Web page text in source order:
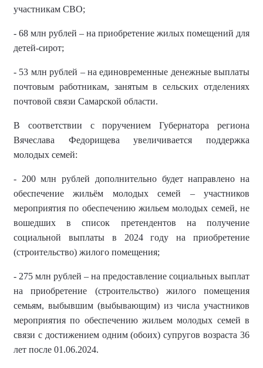
участникам СВО;
- 68 млн рублей – на приобретение жилых помещений для
детей-сирот;
- 53 млн рублей – на единовременные денежные выплаты
почтовым работникам, занятым в сельских отделениях
почтовой связи Самарской области.
В соответствии с поручением Губернатора региона
Вячеслава Федорищева увеличивается поддержка
молодых семей:
- 200 млн рублей дополнительно будет направлено на
обеспечение жильём молодых семей – участников
мероприятия по обеспечению жильем молодых семей, не
вошедших в список претендентов на получение
социальной выплаты в 2024 году на приобретение
(строительство) жилого помещения;
- 275 млн рублей – на предоставление социальных выплат
на приобретение (строительство) жилого помещения
семьям, выбывшим (выбывающим) из числа участников
мероприятия по обеспечению жильем молодых семей в
связи с достижением одним (обоих) супругов возраста 36
лет после 01.06.2024.